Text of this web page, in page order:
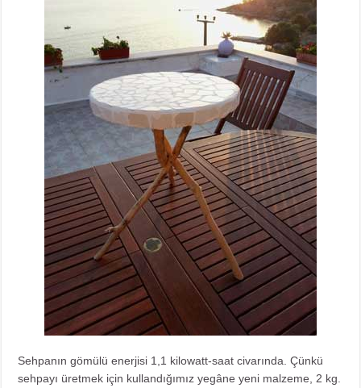
Sehpanın gömülü enerjisi 1,1 kilowatt-saat civarında. Çünkü
sehpayı üretmek için kullandığımız yegâne yeni malzeme, 2 kg.